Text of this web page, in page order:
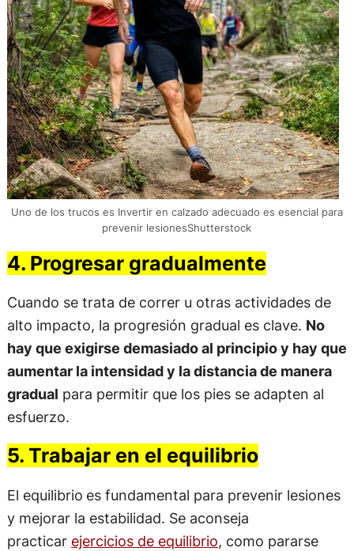
Uno de los trucos es Invertir en calzado adecuado es esencial para
prevenir lesionesShutterstock
4. Progresar gradualmente
Cuando se trata de correr u otras actividades de
alto impacto, la progresión gradual es clave. No
hay que exigirse demasiado al principio y hay que
aumentar la intensidad y la distancia de manera
gradual para permitir que los pies se adapten al
esfuerzo.
5. Trabajar en el equilibrio
El equilibrio es fundamental para prevenir lesiones
y mejorar la estabilidad. Se aconseja
practicar ejercicios de equilibrio, como pararse